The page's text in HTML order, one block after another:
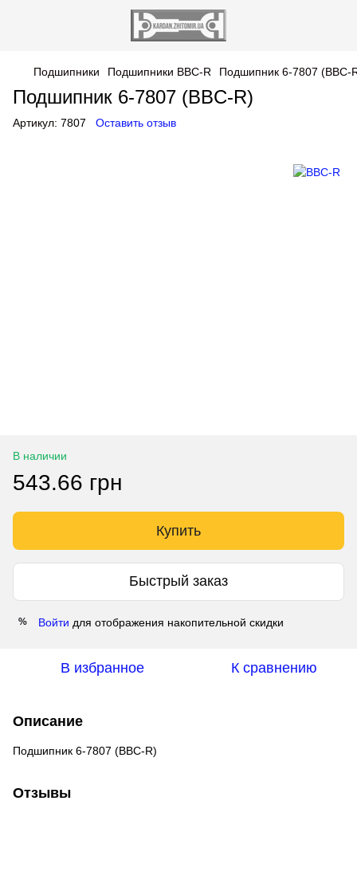
Подшипники Подшипники BBC-R Подшипник 6-7807 (BBC-
Подшипник 6-7807 (BBC-R)
Артикул: 7807 Оставить отзыв
В наличии
543.66 грн
Купить
Быстрый заказ
% Войти для отображения накопительной скидки
В избранное К сравнению
Описание
Подшипник 6-7807 (BBC-R)
Отзывы